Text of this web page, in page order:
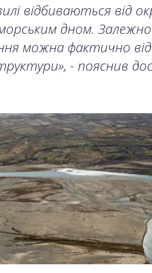
відбиваються від
дном. Залежно
можна фактично
- пояснив